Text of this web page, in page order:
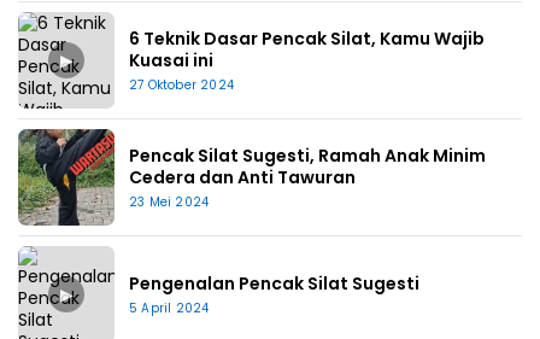
▶
6 Teknik Dasar Pencak Silat, Kamu Wajib
Kuasai ini
27 Oktober 2024
Pencak Silat Sugesti, Ramah Anak Minim
Cedera dan Anti Tawuran
23 Mei 2024
▶ Pengenalan Pencak Silat Sugesti
5 April 2024